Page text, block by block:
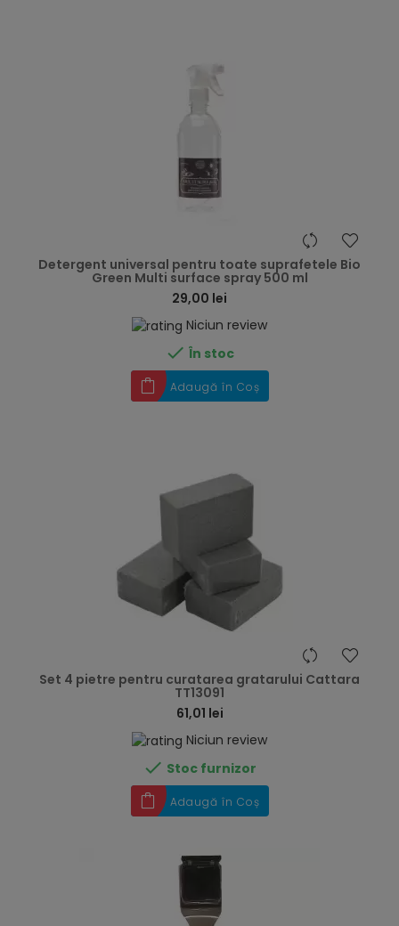
Detergent universal pentru toate suprafetele Bio
Green Multi surface spray 500 ml
29,00 lei
Niciun review
 În stoc
Adaugă în Coș
Set 4 pietre pentru curatarea gratarului Cattara
TT13091
61,01 lei
Niciun review
 Stoc furnizor
Adaugă în Coș